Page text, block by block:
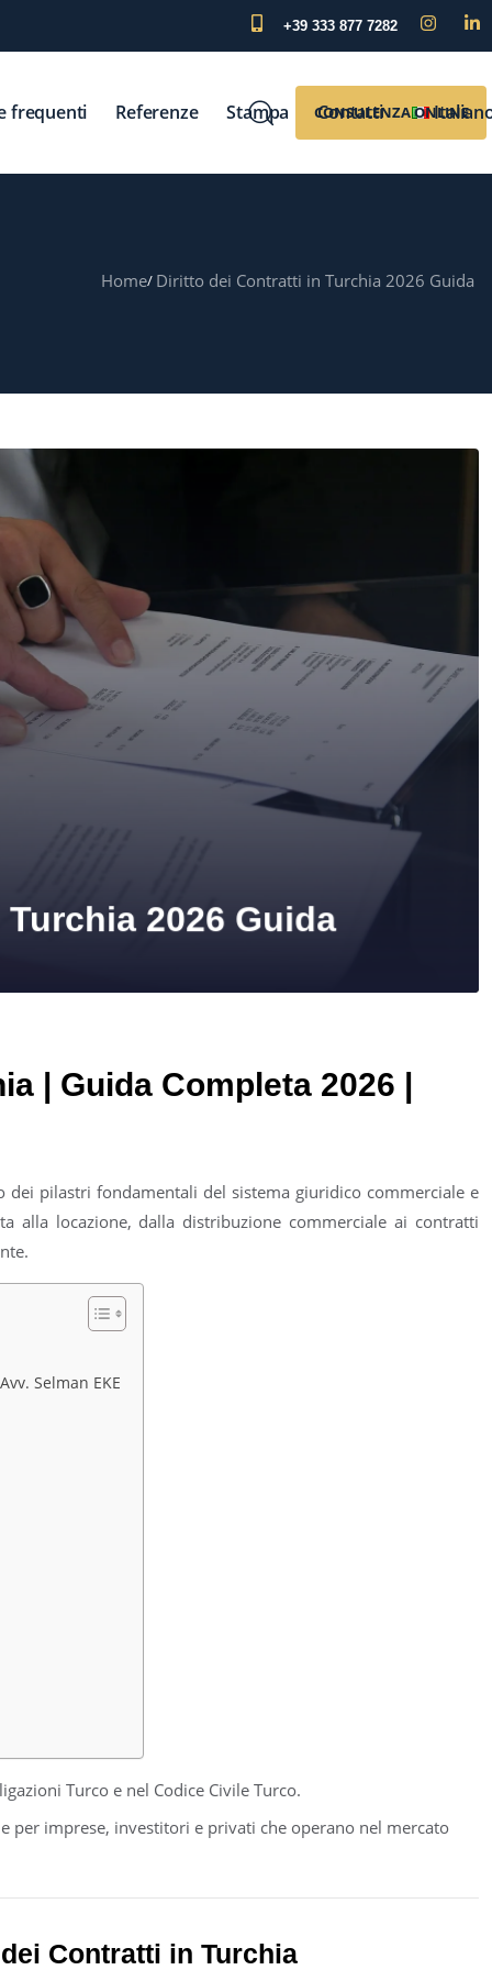
+39 333 877 7282
frequenti Referenze Stampa Contatti
CONSULENZA ONLINE
Home Diritto dei Contratti in Turchia 2026 Guida
2026 Guida
| Guida Completa 2026 |
pilastri fondamentali del sistema giuridico commerciale e
alla locazione, dalla distribuzione commerciale ai contratti
Selman EKE
Turco e nel Codice Civile Turco.
per imprese, investitori e privati che operano nel mercato
Contratti in Turchia